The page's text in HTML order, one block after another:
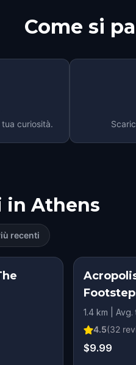
Come si
curiosità.
in Athens
recenti
1.4 km | Avg.
4.5(32
$9.99